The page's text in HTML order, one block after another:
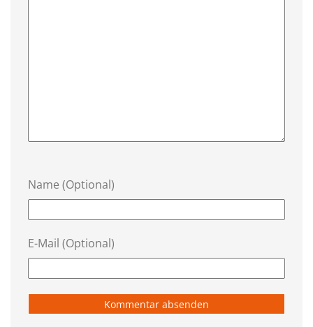
Name (Optional)
E-Mail (Optional)